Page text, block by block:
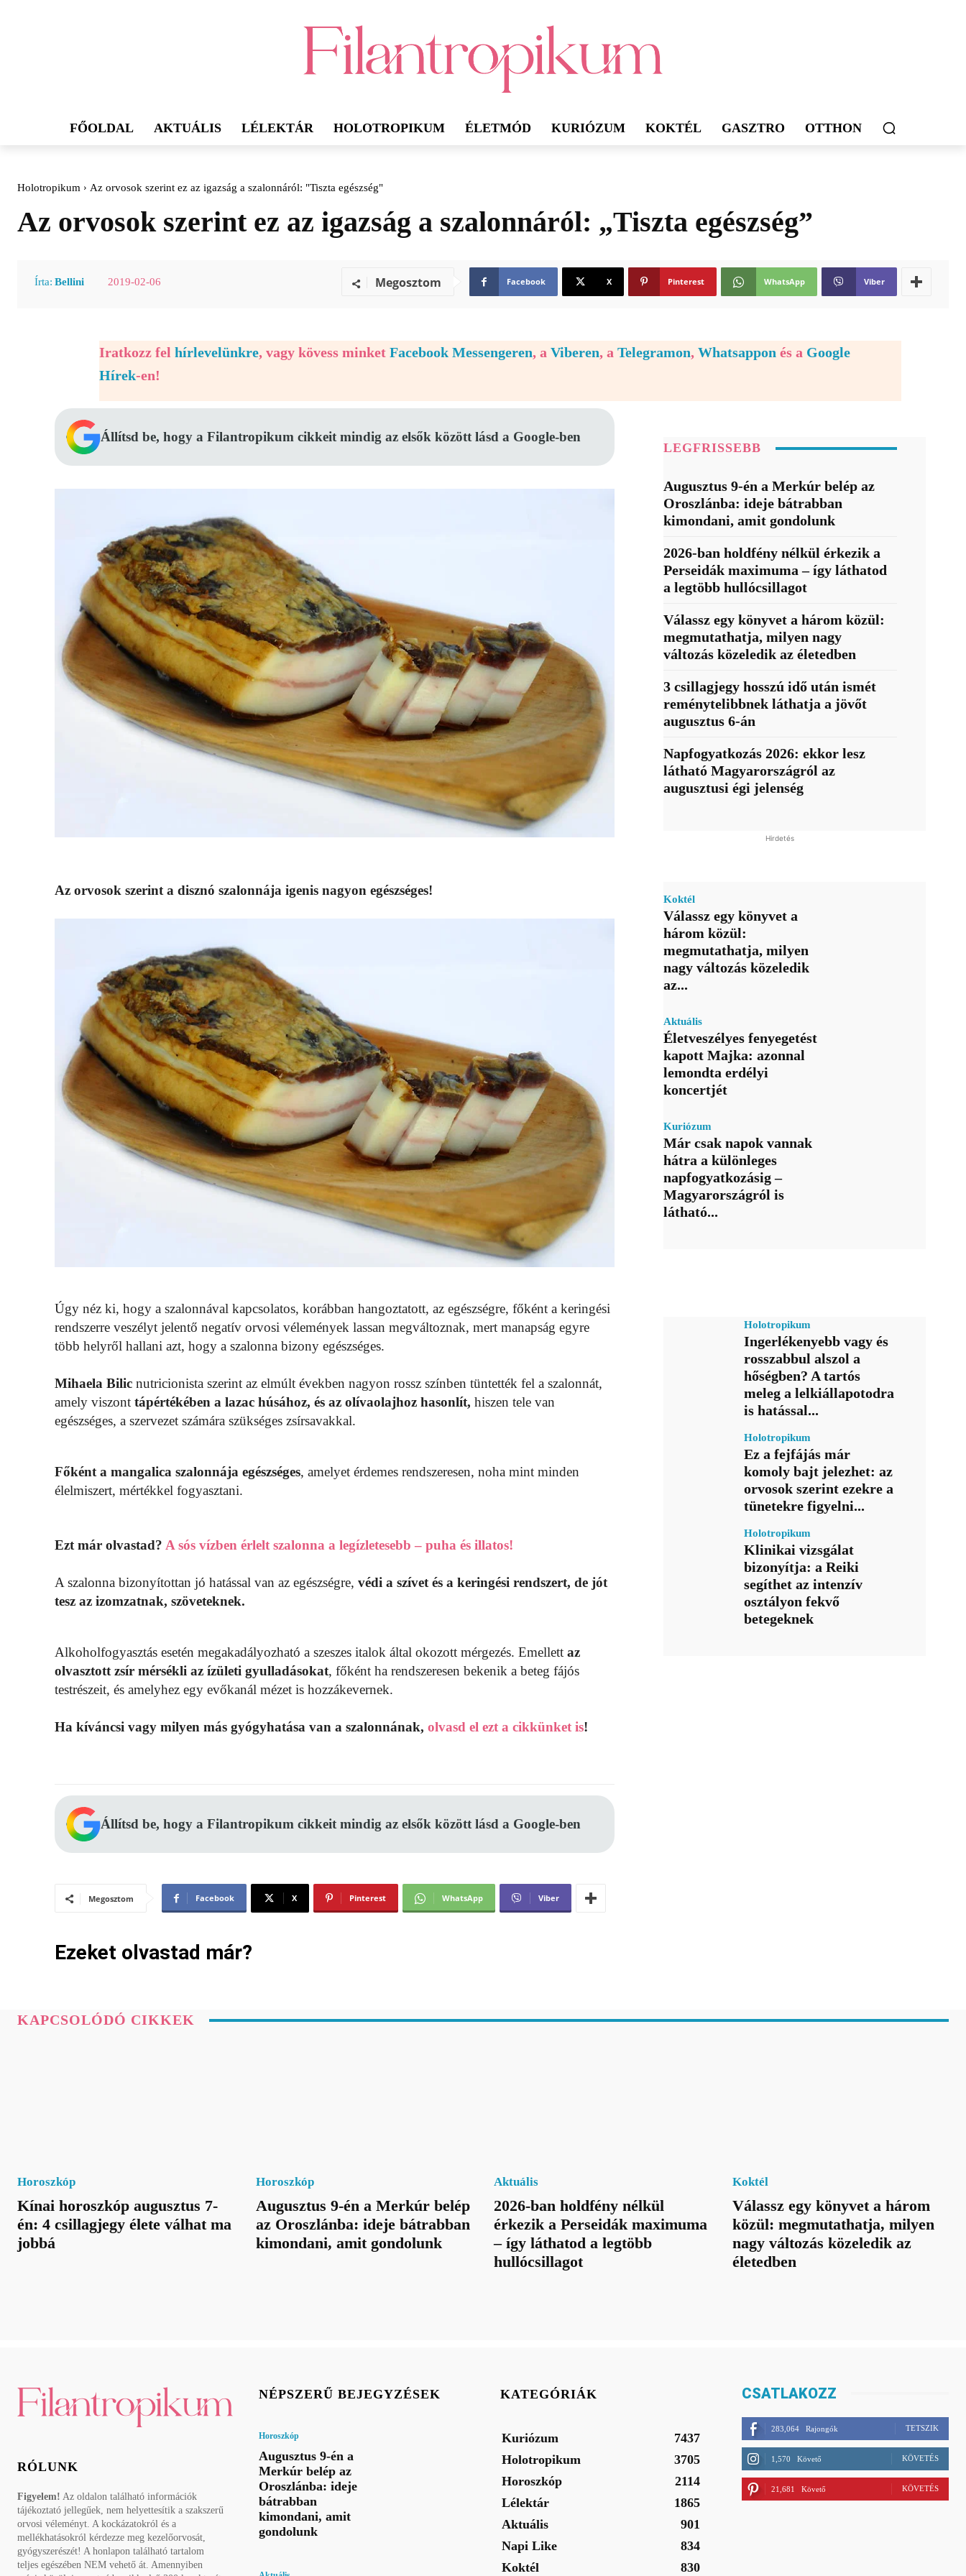
FŐOLDAL AKTUÁLIS LÉLEKTÁR HOLOTROPIKUM ÉLETMÓD KURIÓZUM KOKTÉL GASZTRO OTTHON
Holotropikum Az orvosok szerint ez az igazság a szalonnáról: "Tiszta egészség"
Az orvosok szerint ez az igazság a szalonnáról: „Tiszta egészség”
Írta: Bellini 2019-02-06 Megosztom Facebook X Pinterest WhatsApp Viber
Iratkozz fel hírlevelünkre, vagy kövess minket Facebook Messengeren, a Viberen, a Telegramon, Whatsappon és a Google
Hírek-en!
Állítsd be, hogy a Filantropikum cikkeit mindig az elsők között lásd a Google-ben
Az orvosok szerint a disznó szalonnája igenis nagyon egészséges!
Úgy néz ki, hogy a szalonnával kapcsolatos, korábban hangoztatott, az egészségre, főként a keringési
rendszerre veszélyt jelentő negatív orvosi vélemények lassan megváltoznak, mert manapság egyre
több helyről hallani azt, hogy a szalonna bizony egészséges.
Mihaela Bilic nutricionista szerint az elmúlt években nagyon rossz színben tüntették fel a szalonnát,
amely viszont tápértékében a lazac húsához, és az olívaolajhoz hasonlít, hiszen tele van
egészséges, a szervezet számára szükséges zsírsavakkal.
Főként a mangalica szalonnája egészséges, amelyet érdemes rendszeresen, noha mint minden
élelmiszert, mértékkel fogyasztani.
Ezt már olvastad? A sós vízben érlelt szalonna a legízletesebb – puha és illatos!
A szalonna bizonyítottan jó hatással van az egészségre, védi a szívet és a keringési rendszert, de jót
tesz az izomzatnak, szöveteknek.
Alkoholfogyasztás esetén megakadályozható a szeszes italok által okozott mérgezés. Emellett az
olvasztott zsír mérsékli az ízületi gyulladásokat, főként ha rendszeresen bekenik a beteg fájós
testrészeit, és amelyhez egy evőkanál mézet is hozzákevernek.
Ha kíváncsi vagy milyen más gyógyhatása van a szalonnának, olvasd el ezt a cikkünket is!
Állítsd be, hogy a Filantropikum cikkeit mindig az elsők között lásd a Google-ben
Megosztom Facebook X Pinterest WhatsApp Viber
Ezeket olvastad már?
LEGFRISSEBB
Augusztus 9-én a Merkúr belép az
Oroszlánba: ideje bátrabban
kimondani, amit gondolunk
2026-ban holdfény nélkül érkezik a
Perseidák maximuma – így láthatod
a legtöbb hullócsillagot
Válassz egy könyvet a három közül:
megmutathatja, milyen nagy
változás közeledik az életedben
3 csillagjegy hosszú idő után ismét
reménytelibbnek láthatja a jövőt
augusztus 6-án
Napfogyatkozás 2026: ekkor lesz
látható Magyarországról az
augusztusi égi jelenség
Hirdetés
Koktél
Válassz egy könyvet a
három közül:
megmutathatja, milyen
nagy változás közeledik
az...
Aktuális
Életveszélyes fenyegetést
kapott Majka: azonnal
lemondta erdélyi
koncertjét
Kuriózum
Már csak napok vannak
hátra a különleges
napfogyatkozásig –
Magyarországról is
látható...
Holotropikum
Ingerlékenyebb vagy és
rosszabbul alszol a
hőségben? A tartós
meleg a lelkiállapotodra
is hatással...
Holotropikum
Ez a fejfájás már
komoly bajt jelezhet: az
orvosok szerint ezekre a
tünetekre figyelni...
Holotropikum
Klinikai vizsgálat
bizonyítja: a Reiki
segíthet az intenzív
osztályon fekvő
betegeknek
KAPCSOLÓDÓ CIKKEK
Horoszkóp
Kínai horoszkóp augusztus 7-
én: 4 csillagjegy élete válhat ma
jobbá
Horoszkóp
Augusztus 9-én a Merkúr belép
az Oroszlánba: ideje bátrabban
kimondani, amit gondolunk
Aktuális
2026-ban holdfény nélkül
érkezik a Perseidák maximuma
– így láthatod a legtöbb
hullócsillagot
Koktél
Válassz egy könyvet a három
közül: megmutathatja, milyen
nagy változás közeledik az
életedben
RÓLUNK
Figyelem! Az oldalon található információk
tájékoztató jellegűek, nem helyettesítik a szakszerű
orvosi véleményt. A kockázatokról és a
mellékhatásokról kérdezze meg kezelőorvosát,
gyógyszerészét! A honlapon található tartalom
teljes egészében NEM vehető át. Amennyiben
NÉPSZERŰ BEJEGYZÉSEK
Horoszkóp
Augusztus 9-én a
Merkúr belép az
Oroszlánba: ideje
bátrabban
kimondani, amit
gondolunk
KATEGÓRIÁK
Kuriózum
7437
Holotropikum
3705
Horoszkóp
2114
Lélektár
1865
Aktuális
901
Napi Like
834
Koktél
830
CSATLAKOZZ
283,064 Rajongók TETSZIK
1,570 Követő KÖVETÉS
21,681 Követő KÖVETÉS